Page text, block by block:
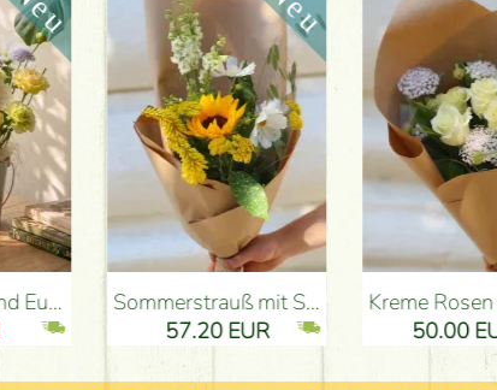
Sommerstrauß mit Sonnenblume und Wiesenblumen - Blumenlieferung Budapest
57.20 EUR
Kreme Rosen mit Didiscus (10 Stiele) - Blumenlieferung Budapest
50.00 EUR